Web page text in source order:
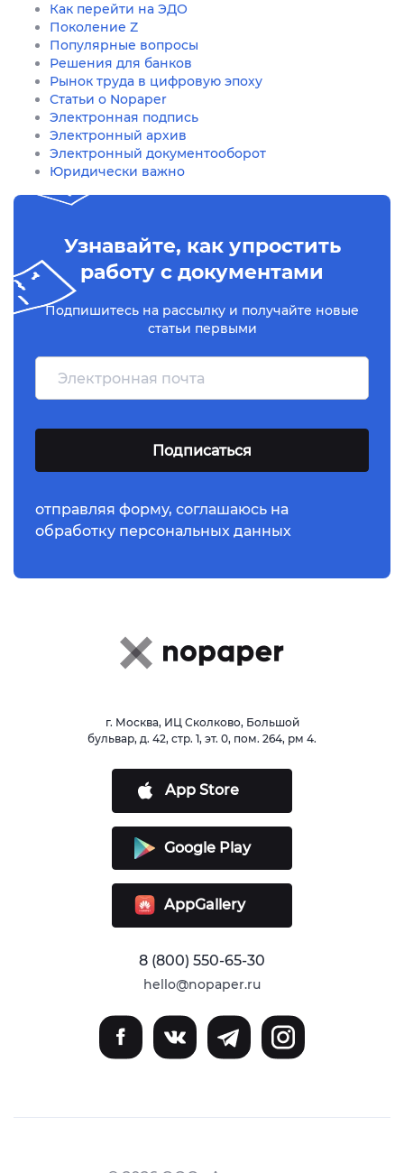
Как перейти на ЭДО
Поколение Z
Популярные вопросы
Решения для банков
Рынок труда в цифровую эпоху
Статьи о Nopaper
Электронная подпись
Электронный архив
Электронный документооборот
Юридически важно
Узнавайте, как упростить
работу с документами
Подпишитесь на рассылку и получайте новые
статьи первыми
отправляя форму, соглашаюсь на
обработку персональных данных
г. Москва, ИЦ Сколково, Большой
бульвар, д. 42, стр. 1, эт. 0, пом. 264, рм 4.
App Store
Google Play
AppGallery
8 (800) 550-65-30
hello@nopaper.ru